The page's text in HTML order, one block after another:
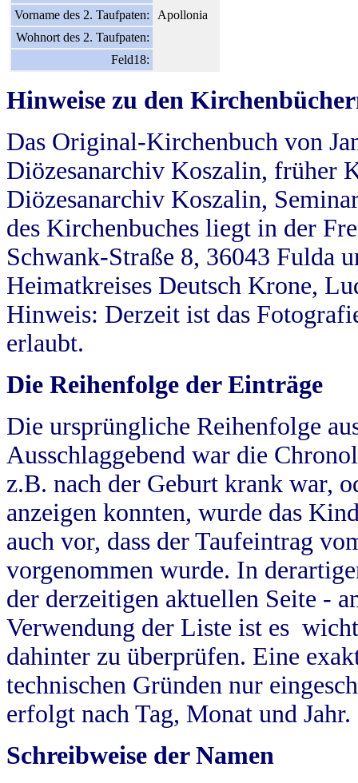
Vorname des 2. Taufpaten:
Apollonia
Wohnort des 2. Taufpaten:
Feld18:
Hinweise zu den
Das Original-Kirchenbuch von
Diözesanarchiv Koszalin, früher
Diözesanarchiv Koszalin,
des Kirchenbuches liegt in der
Schwank-Straße 8, 36043 Fulda
Heimatkreises Deutsch Krone,
Hinweis: Derzeit ist das
erlaubt.
Die Reihenfolge der Einträge
Die ursprüngliche Reihenfolge
Ausschlaggebend war die
z.B. nach der Geburt krank war,
anzeigen konnten, wurde das
auch vor, dass der Taufeintrag
vorgenommen wurde. In
der derzeitigen aktuellen Seite -
Verwendung der Liste ist es
dahinter zu überprüfen. Eine
technischen Gründen nur
erfolgt nach Tag, Monat und Jahr.
Schreibweise der Namen